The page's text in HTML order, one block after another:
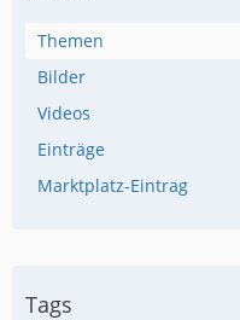
Themen
Bilder
Videos
Einträge
Marktplatz-Eintrag
Tags